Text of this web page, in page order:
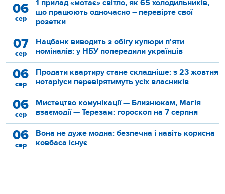
06
сер
1 прилад «мотає» світло, як 65 холодильників,
що працюють одночасно – перевірте свої
розетки
07
сер
Нацбанк виводить з обігу купюри п'яти
номіналів: у НБУ попередили українців
06
сер
Продати квартиру стане складніше: з 23 жовтня
нотаріуси перевірятимуть усіх власників
06
сер
Мистецтво комунікації — Близнюкам, Магія
взаємодії — Терезам: гороскоп на 7 серпня
06
сер
Вона не дуже модна: безпечна і навіть корисна
ковбаса існує